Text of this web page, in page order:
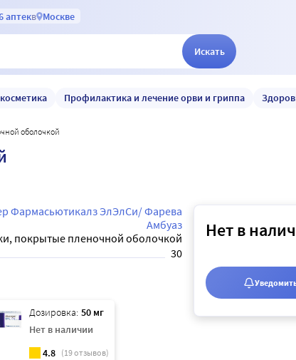
аптекв Москве
Искать
Профилактика и лечение орви и гриппа
оболочкой
Фармасьютикалз ЭлЭлСи/ Фарева
Амбуаз
покрытые пленочной оболочкой
30
Дозировка: 50 мг
Нет в наличии
4.8 (19отзывов)
Нет в